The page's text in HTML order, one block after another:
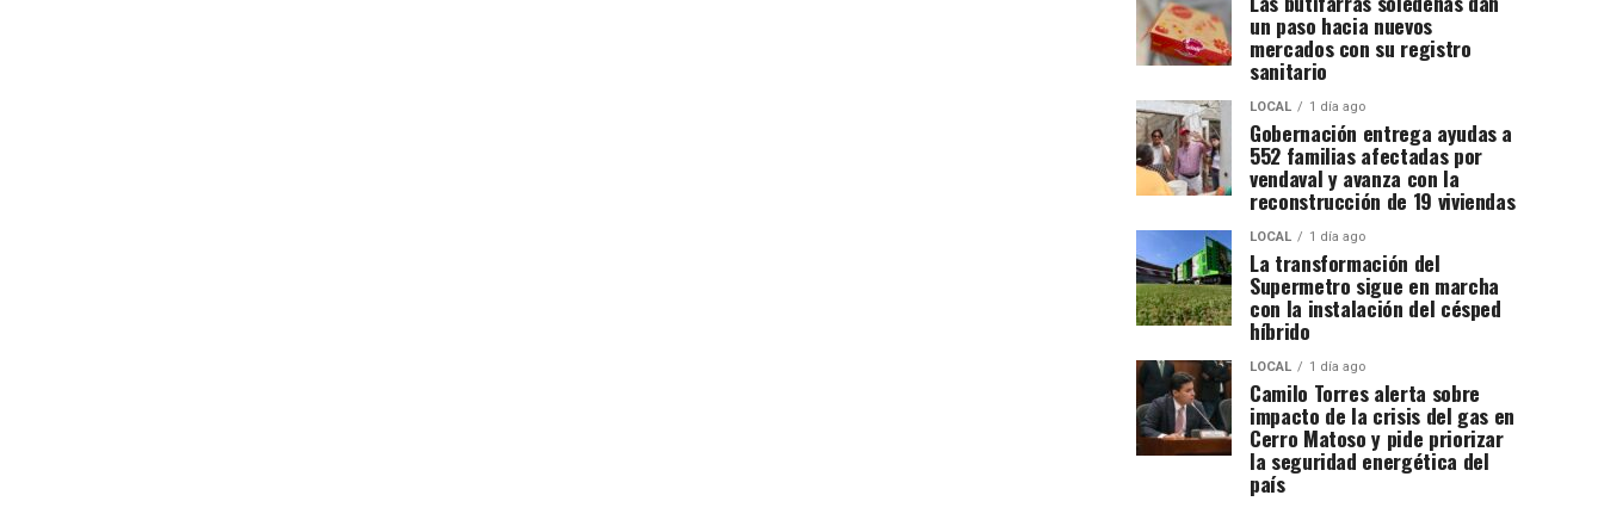
un paso hacia nuevos
mercados con su registro
sanitario
LOCAL 1 día ago
Gobernación entrega ayudas a
552 familias afectadas por
vendaval y avanza con la
reconstrucción de 19 viviendas
LOCAL 1 día ago
La transformación del
Supermetro sigue en marcha
con la instalación del césped
híbrido
LOCAL 1 día ago
Camilo Torres alerta sobre
impacto de la crisis del gas en
Cerro Matoso y pide priorizar
la seguridad energética del
país